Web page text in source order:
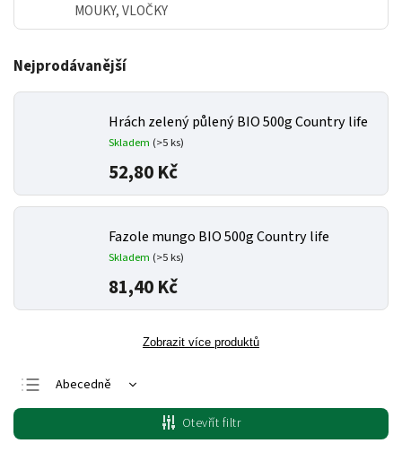
MOUKY, VLOČKY
Nejprodávanější
Hrách zelený půlený BIO 500g Country life
Skladem (>5 ks)
52,80 Kč
Fazole mungo BIO 500g Country life
Skladem (>5 ks)
81,40 Kč
Zobrazit více produktů
Abecedně
Nejlevnější
Nejdražší
Otevřít filtr